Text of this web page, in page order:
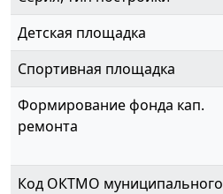
Детская площадка
Спортивная площадка
Формирование фонда кап.
ремонта
Код ОКТМО муниципального